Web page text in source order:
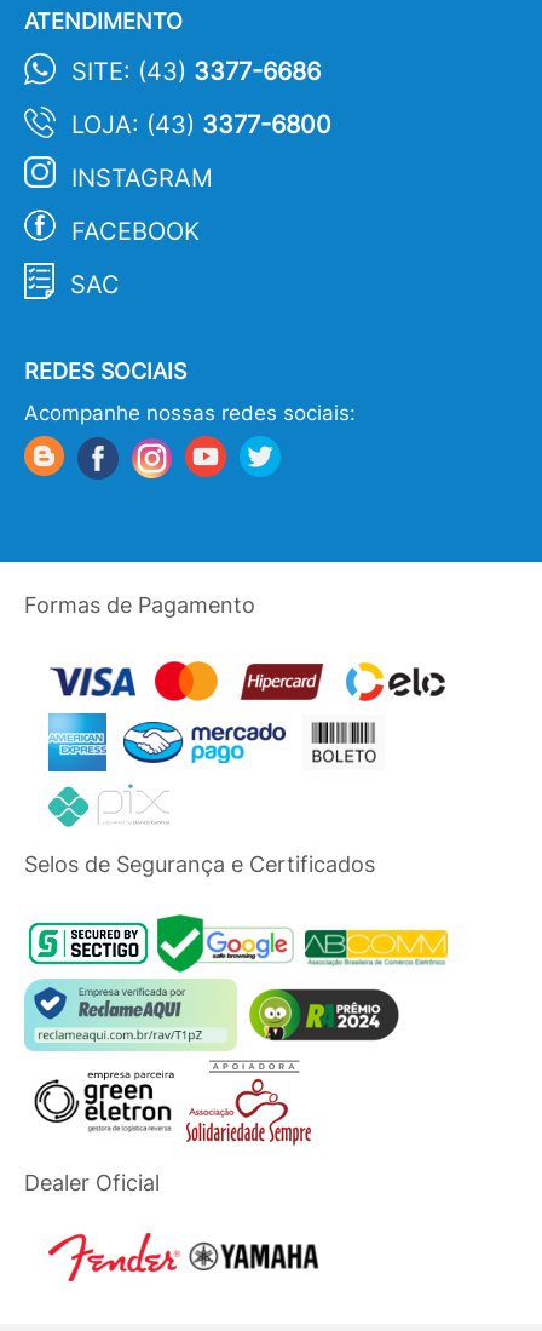
ATENDIMENTO
SITE: (43) 3377-6686
LOJA: (43) 3377-6800
INSTAGRAM
FACEBOOK
SAC
REDES SOCIAIS
Acompanhe nossas redes sociais:
Formas de Pagamento
Selos de Segurança e Certificados
Dealer Oficial